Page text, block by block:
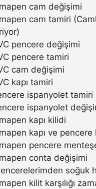
cam değişimi
cam tamiri
pencere değişimi
pencere tamiri
cam değişimi
kapı tamiri
ispanyolet tamiri
ispanyolet
kapı kilidi
kapı ve
pencere
conta değişimi
soğuk
kilit karşılığı